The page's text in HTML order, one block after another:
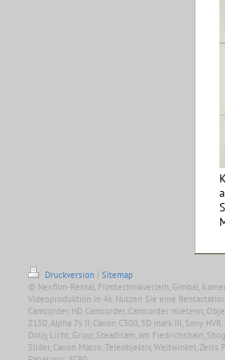
Druckversion | Sitemap
© Nexfilm-Rental, Filmtechnikverleih, Gimbal,
Videoproduktion in 4k. Nutzen Sie eine
Camcorder, HD Camcorder, Camcorder mietenn,
Z150, Alpha 7s II, Canon C300, 5D mark III, Sony
Dolly, Licht, Gripp, Steadicam, am Fiedrichshain,
Slider, Canon Macro, Teleobjektiv, Weitwinkel, Zeiss